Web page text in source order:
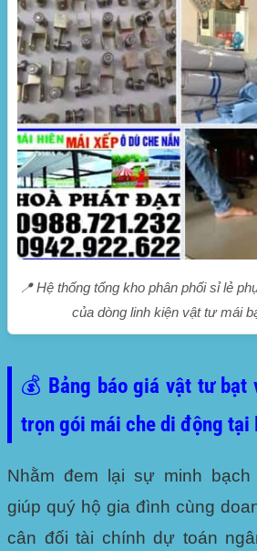
📍 Hệ thống tổng kho phân phối sỉ lẻ
của dòng linh kiện vật tư mái
💰 Bảng báo giá vật tư bạt
trọn gói mái che di động tại
Nhằm đem lại sự minh
giúp quý hộ gia đình cùng
cân đối tài chính dự toán